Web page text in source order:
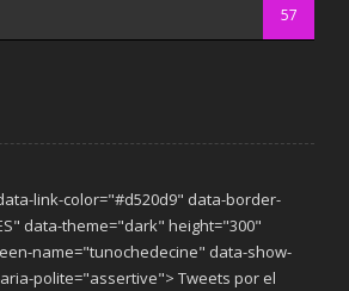
57
link-color="#d520d9" data-border-
data-theme="dark" height="300"
name="tunochedecine" data-show-
polite="assertive"> Tweets por el